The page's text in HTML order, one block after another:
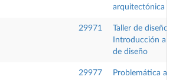
arquitectónica
29971
Taller de diseño:
Introducción a
de diseño
29977
Problemática